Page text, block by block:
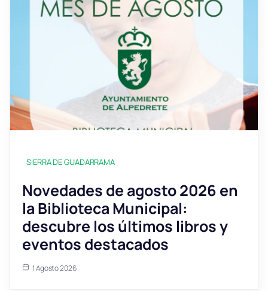
SIERRA DE GUADARRAMA
Novedades de agosto 2026 en
la Biblioteca Municipal:
descubre los últimos libros y
eventos destacados
1 Agosto 2026